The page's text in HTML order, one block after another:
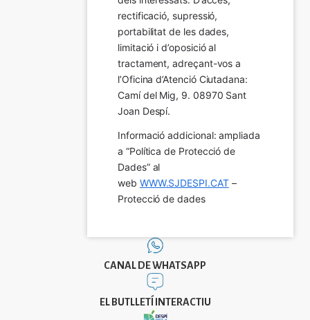
rectificació, supressió,
portabilitat de les dades,
limitació i d’oposició al
tractament, adreçant-vos a
l’Oficina d’Atenció Ciutadana:
Camí del Mig, 9. 08970 Sant
Joan Despí.
Informació addicional: ampliada
a “Política de Protecció de
Dades” al
web WWW.SJDESPI.CAT –
Protecció de dades
CANAL DE WHATSAPP
EL BUTLLETÍ INTERACTIU